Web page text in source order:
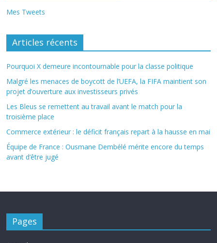
Mes Tweets
Articles récents
Pourquoi X demeure incontournable pour la classe politique
Malgré les menaces de boycott de l’UEFA, la FIFA maintient son
projet d’ouverture aux investisseurs privés
Les Bleus se remettent au travail avant le match pour la
troisième place
Commerce extérieur : le déficit français repart à la hausse en mai
Équipe de France : Ousmane Dembélé mérite encore du temps
avant d’être jugé
Pages